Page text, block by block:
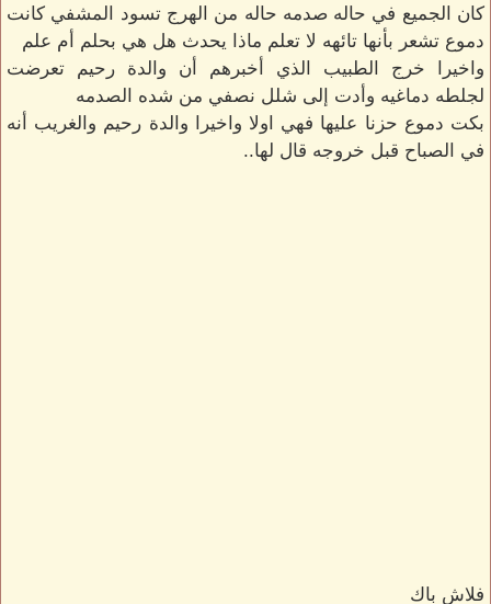
كان الجميع في حاله صدمه حاله من الهرج تسود المشفي كانت
دموع تشعر بأنها تائهه لا تعلم ماذا يحدث هل هي بحلم أم علم
واخيرا خرج الطبيب الذي أخبرهم أن والدة رحيم تعرضت
لجلطه دماغيه وأدت إلى شلل نصفي من شده الصدمه
بكت دموع حزنا عليها فهي اولا واخيرا والدة رحيم والغريب أنه
في الصباح قبل خروجه قال لها..
فلاش باك